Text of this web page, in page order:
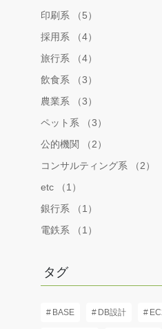
印刷系 （5）
採用系 （4）
旅行系 （4）
飲食系 （3）
農業系 （3）
ペット系 （3）
公的機関 （2）
コンサルティング系 （2）
etc （1）
銀行系 （1）
電鉄系 （1）
タグ
BASE DB設計